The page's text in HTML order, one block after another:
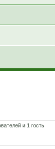
и 1 гость